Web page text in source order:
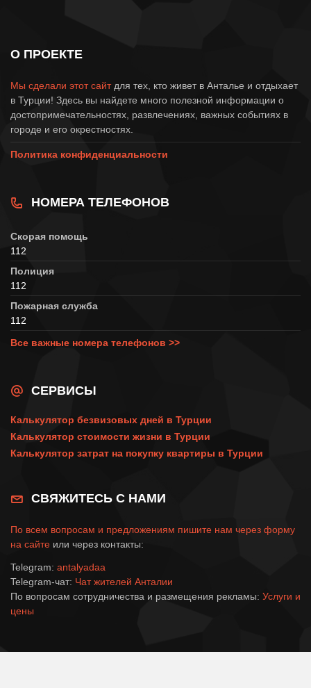
О ПРОЕКТЕ
Мы сделали этот сайтдля тех, кто живет в Анталье и отдыхает
в Турции! Здесь вы найдете много полезной информации о
достопримечательностях, развлечениях, важных событиях в
городе и его окрестностях.
Политика конфиденциальности
НОМЕРА ТЕЛЕФОНОВ
Скорая помощь
112
Полиция
112
Пожарная служба
112
Все важные номера телефонов >>
СЕРВИСЫ
Калькулятор безвизовых дней в Турции
Калькулятор стоимости жизни в Турции
Калькулятор затрат на покупку квартиры в Турции
СВЯЖИТЕСЬ С НАМИ
По всем вопросам и предложениям пишите нам через форму
на сайте или через контакты:
Telegram: antalyadaa
Telegram-чат: Чат жителей Анталии
По вопросам сотрудничества и размещения рекламы: Услуги и
цены